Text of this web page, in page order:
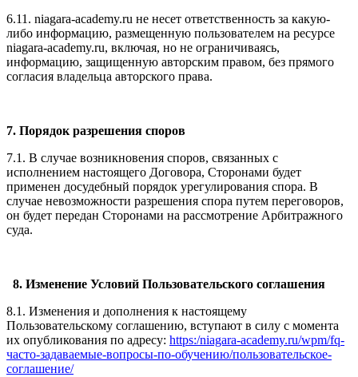
6.11. niagara-academy.ru не несет ответственность за какую-
либо информацию, размещенную пользователем на ресурсе
niagara-academy.ru, включая, но не ограничиваясь,
информацию, защищенную авторским правом, без прямого
согласия владельца авторского права.
7. Порядок разрешения споров
7.1. В случае возникновения споров, связанных с
исполнением настоящего Договора, Сторонами будет
применен досудебный порядок урегулирования спора. В
случае невозможности разрешения спора путем переговоров,
он будет передан Сторонами на рассмотрение Арбитражного
суда.
8. Изменение Условий Пользовательского соглашения
8.1. Изменения и дополнения к настоящему
Пользовательскому соглашению, вступают в силу с момента
их опубликования по адресу: https:/niagara-academy.ru/wpm/fq-
часто-задаваемые-вопросы-по-обучению/пользовательское-
соглашение/